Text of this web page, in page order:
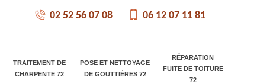
02 52 56 07 08 06 12 07 11 81
TRAITEMENT DE
CHARPENTE 72
POSE ET NETTOYAGE
DE GOUTTIÈRES 72
RÉPARATION
FUITE DE TOITURE
72